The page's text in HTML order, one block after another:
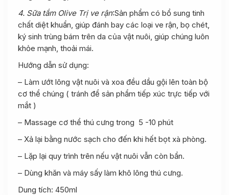
4. Sữa tắm Olive Trị ve rận:Sản phẩm có bổ sung tinh
chất diệt khuẩn, giúp đánh bay các loại ve rận, bọ chét,
ký sinh trùng bám trên da của vật nuôi, giúp chúng luôn
khỏe mạnh, thoải mái.
Hướng dẫn sử dụng:
– Làm ướt lông vật nuôi và xoa đều dầu gội lên toàn bộ
cơ thể chúng ( tránh để sản phẩm tiếp xúc trực tiếp với
mắt )
– Massage cơ thể thú cưng trong 5 -10 phút
– Xả lại bằng nước sạch cho đến khi hết bọt xà phòng.
– Lặp lại quy trình trên nếu vật nuôi vẫn còn bẩn.
– Dùng khăn và máy sấy làm khô lông thú cưng.
Dung tích: 450ml